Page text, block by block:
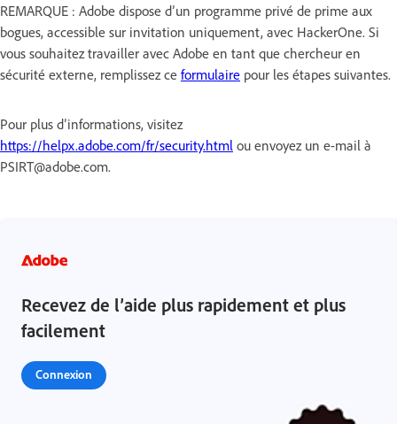
REMARQUE : Adobe dispose d’un programme privé de prime aux
bogues, accessible sur invitation uniquement, avec HackerOne. Si
vous souhaitez travailler avec Adobe en tant que chercheur en
sécurité externe, remplissez ce formulaire pour les étapes suivantes.
Pour plus d’informations, visitez
https://helpx.adobe.com/fr/security.html ou envoyez un e-mail à
PSIRT@adobe.com.
Recevez de l’aide plus rapidement et plus
facilement
Connexion